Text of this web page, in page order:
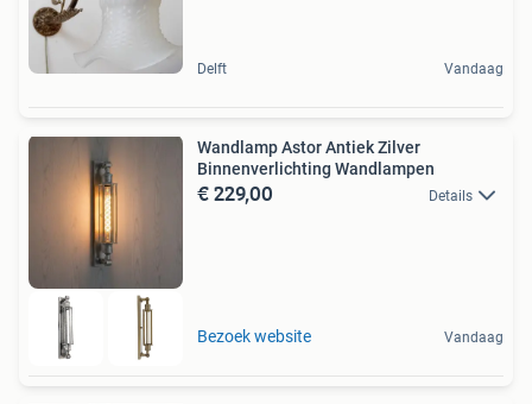
Delft Vandaag
Wandlamp Astor Antiek Zilver
Binnenverlichting Wandlampen
€ 229,00 Details
Bezoek website Vandaag